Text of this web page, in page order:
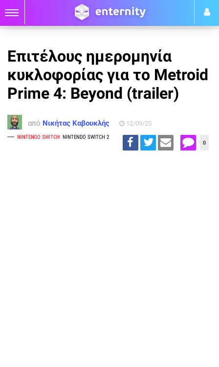
Επιτέλους ημερομηνία
κυκλοφορίας για το Metroid
Prime 4: Beyond (trailer)
από Νικήτας Καβουκλής 12/09/25
NINTENDO SWITCH NINTENDO SWITCH 2
0